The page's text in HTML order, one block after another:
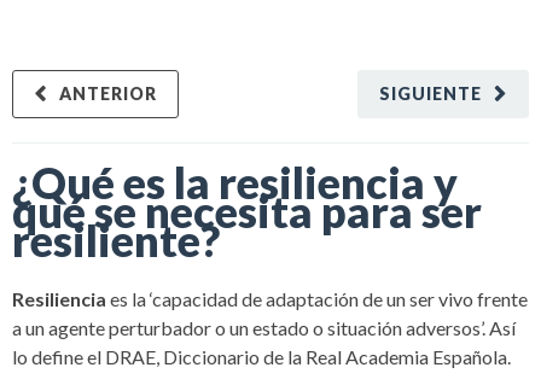
SIGUIENTE
ANTERIOR
¿Qué es la resiliencia y
qué se necesita para ser
resiliente?
Resiliencia es la ‘capacidad de adaptación de un ser vivo frente
a un agente perturbador o un estado o situación adversos’. Así
lo define el DRAE, Diccionario de la Real Academia Española.